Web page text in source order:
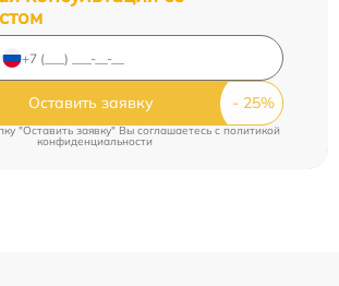
Оставить заявку
"Оставить заявку" Вы соглашаетесь cполитикой
конфиденциальности